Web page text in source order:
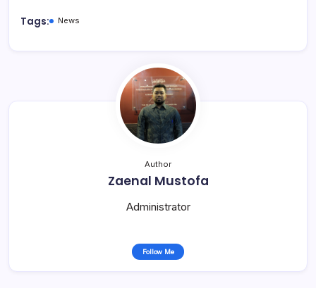
Tags: News
Author
Zaenal Mustofa
Administrator
Follow Me